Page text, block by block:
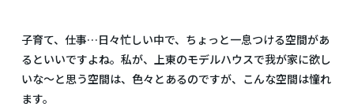
子育て、仕事…日々忙しい中で、ちょっと一息つける空間があ
るといいですよね。私が、上東のモデルハウスで我が家に欲し
いな～と思う空間は、色々とあるのですが、こんな空間は憧れ
ます。